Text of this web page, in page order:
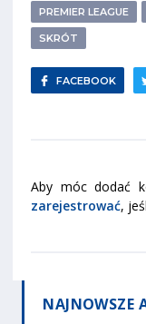
PREMIER LEAGUE
SKRÓT
FACEBOOK
Aby móc dodać
zarejestrować,
NAJNOWSZE